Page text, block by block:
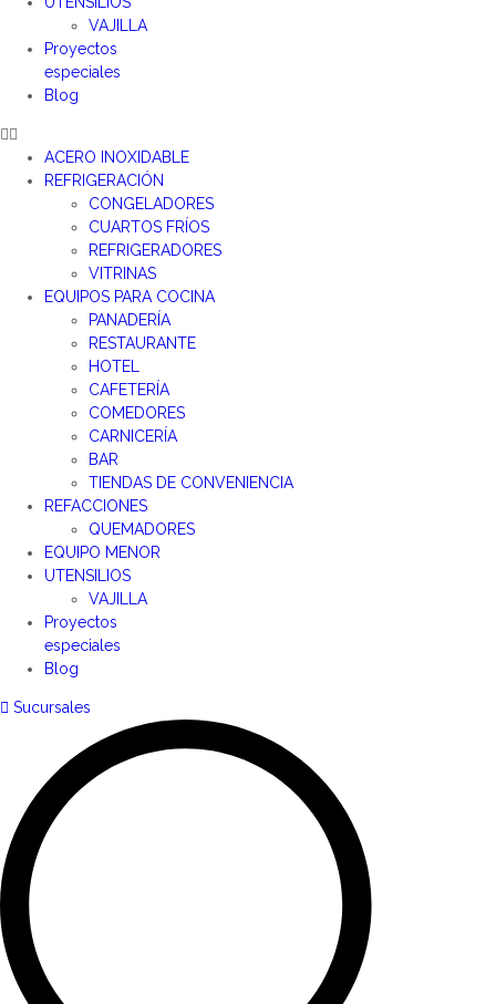
VAJILLA
Proyectos
especiales
Blog
ACERO INOXIDABLE
REFRIGERACIÓN
CONGELADORES
CUARTOS FRÍOS
REFRIGERADORES
VITRINAS
EQUIPOS PARA COCINA
PANADERÍA
RESTAURANTE
HOTEL
CAFETERÍA
COMEDORES
CARNICERÍA
BAR
TIENDAS DE CONVENIENCIA
REFACCIONES
QUEMADORES
EQUIPO MENOR
UTENSILIOS
VAJILLA
Proyectos
especiales
Blog
Sucursales